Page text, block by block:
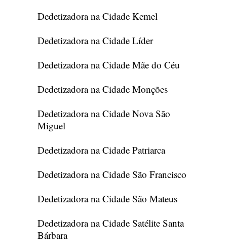
Dedetizadora na Cidade Kemel
Dedetizadora na Cidade Líder
Dedetizadora na Cidade Mãe do Céu
Dedetizadora na Cidade Monções
Dedetizadora na Cidade Nova São
Miguel
Dedetizadora na Cidade Patriarca
Dedetizadora na Cidade São Francisco
Dedetizadora na Cidade São Mateus
Dedetizadora na Cidade Satélite Santa
Bárbara